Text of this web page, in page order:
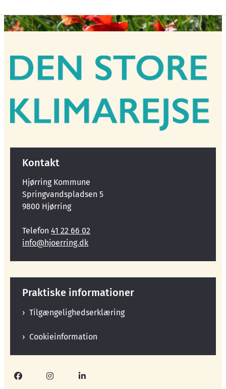
Kontakt
Hjørring Kommune
Springvandspladsen 5
9800 Hjørring
Telefon 41 22 66 02
info@hjoerring.dk
Praktiske informationer
Tilgængelighedserklæring
Cookieinformation